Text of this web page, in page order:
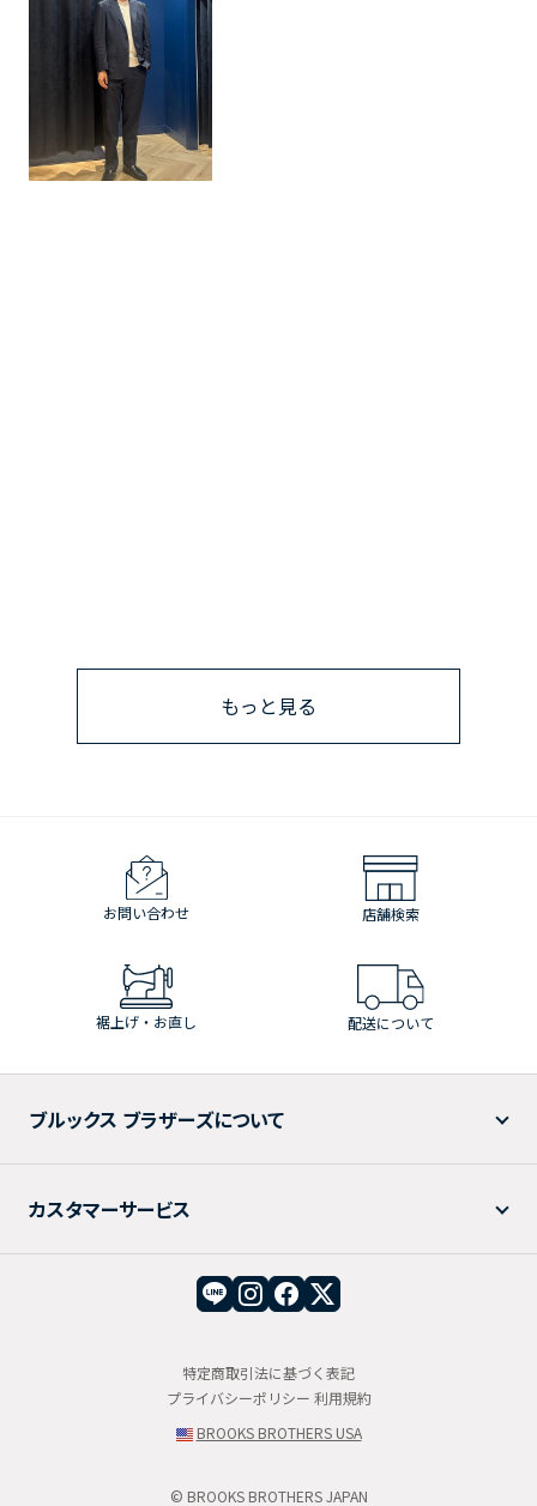
もっと見る
お問い合わせ 店舗検索
裾上げ・お直し 配送について
ブルックス ブラザーズについて
カスタマーサービス
特定商取引法に基づく表記
プライバシーポリシー 利用規約
BROOKS BROTHERS USA
© BROOKS BROTHERS JAPAN